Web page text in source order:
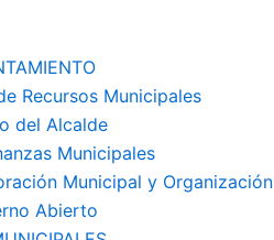
Recursos Municipales
del Alcalde
Municipales
Municipal y Organización
Abierto